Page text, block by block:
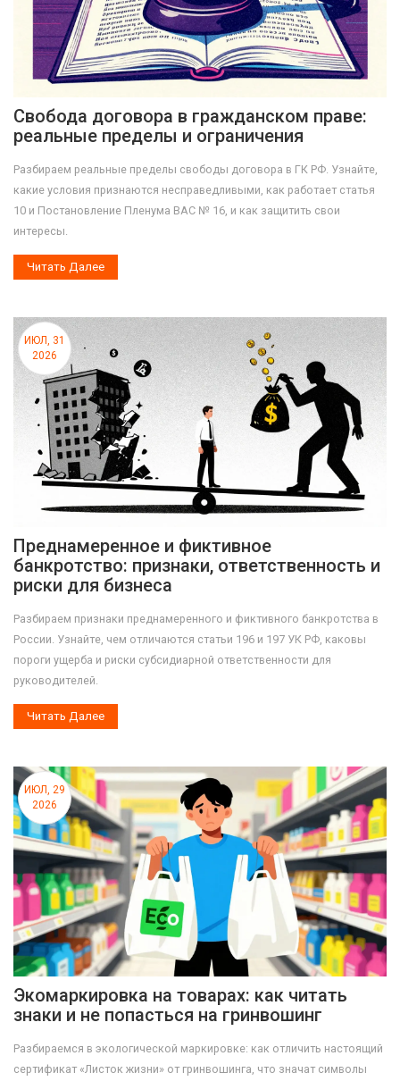
Свобода договора в гражданском праве:
реальные пределы и ограничения
Разбираем реальные пределы свободы договора в ГК РФ. Узнайте,
какие условия признаются несправедливыми, как работает статья
10 и Постановление Пленума ВАС № 16, и как защитить свои
интересы.
Читать Далее
ИЮЛ, 31
2026
Преднамеренное и фиктивное
банкротство: признаки, ответственность и
риски для бизнеса
Разбираем признаки преднамеренного и фиктивного банкротства в
России. Узнайте, чем отличаются статьи 196 и 197 УК РФ, каковы
пороги ущерба и риски субсидиарной ответственности для
руководителей.
Читать Далее
ИЮЛ, 29
2026
Экомаркировка на товарах: как читать
знаки и не попасться на гринвошинг
Разбираемся в экологической маркировке: как отличить настоящий
сертификат «Листок жизни» от гринвошинга, что значат символы